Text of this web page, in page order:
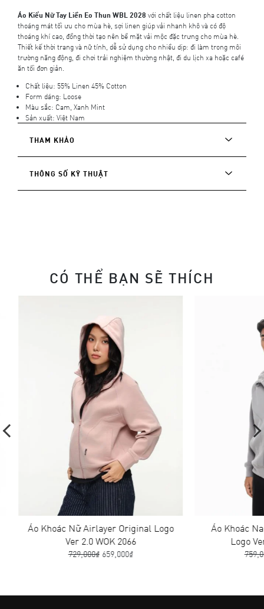
Áo Kiểu Nữ Tay Liền Eo Thun WBL 2028 với chất liệu linen pha cotton
thoáng mát tối ưu cho mùa hè, sợi linen giúp vải nhanh khô và có độ
thoáng khí cao, đồng thời tạo nên bề mặt vải mộc đặc trưng cho mùa hè.
Thiết kế thời trang và nữ tính, dễ sử dụng cho nhiều dịp: đi làm trong môi
trường năng động, đi chơi trải nghiệm thường nhật, đi du lịch xa hoặc café
ăn tối đơn giản.
Chất liệu: 55% Linen 45% Cotton
Form dáng: Loose
Màu sắc: Cam, Xanh Mint
Sản xuất: Việt Nam
THAM KHẢO
THÔNG SỐ KỸ THUẬT
CÓ THỂ BẠN SẼ THÍCH
Áo Khoác Nữ Airlayer Original Logo
Ver 2.0 WOK 2066
729,000₫ 659,000₫
Áo Khoác
Logo Ver